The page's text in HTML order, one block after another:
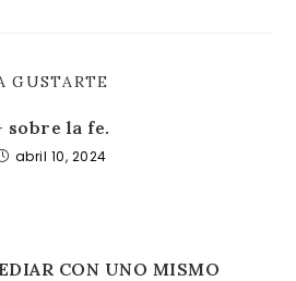
GUSTARTE
sobre la fe.
abril 10, 2024
CON UNO MISMO